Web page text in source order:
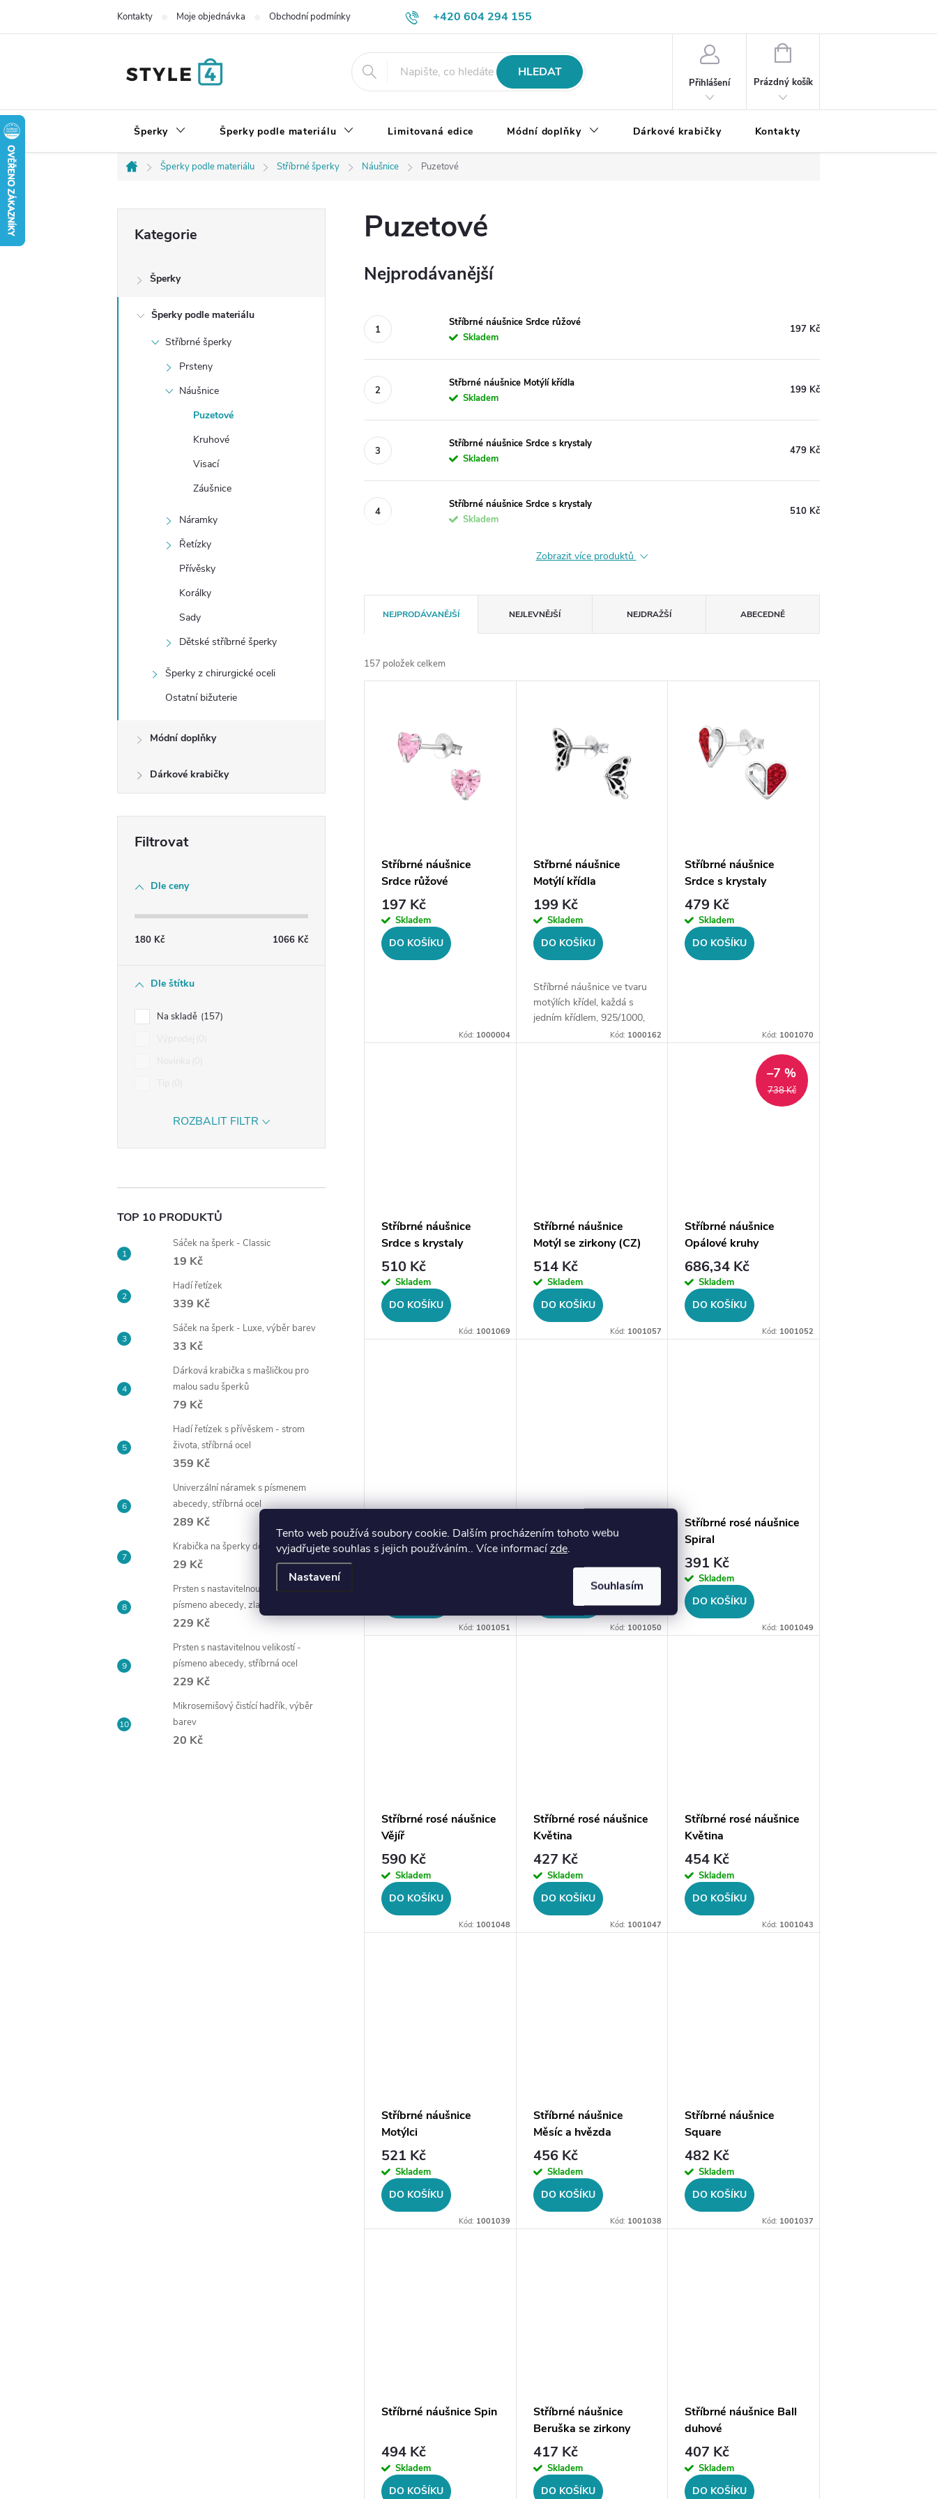
Tento web používá soubory cookie. Dalším procházením tohoto webu
vyjadřujete souhlas s jejich používáním.. Více informacízde.
Nastavení
Souhlasím
+420 604 294 155
Kontakty Moje objednávka Obchodní podmínky Výměna, vrácení a reklamace zboží
HLEDAT
Přihlášení
NÁKUPNÍ
Prázdný košík
Šperky Šperky podle materiálu Limitovaná edice Módní doplňky Dárkové krabičky Kontakty
Domů
Šperky podle materiálu Stříbrné šperky Náušnice Puzetové
s
kategorie
Kategorie
Šperky
Šperky podle materiálu
Stříbrné šperky
Prsteny
Náušnice
Puzetové
Kruhové
Visací
Záušnice
Náramky
Řetízky
Přívěsky
Korálky
Sady
Dětské stříbrné šperky
Šperky z chirurgické oceli
Ostatní bižuterie
Módní doplňky
Dárkové krabičky
Dle ceny
180 Kč 1066 Kč
Dle štítku
Na skladě 157
ROZBALIT FILTR
TOP 10 PRODUKTŮ
Sáček na šperk - Classic
19 Kč
Hadí řetízek
339 Kč
Sáček na šperk - Luxe, výběr barev
33 Kč
Dárková krabička s mašličkou pro
malou sadu šperků
79 Kč
Hadí řetízek s přívěskem - strom
života, stříbrná ocel
359 Kč
Univerzální náramek s písmenem
abecedy, stříbrná ocel
289 Kč
Krabička na šperky do kabelky
29 Kč
Prsten s nastavitelnou velikostí -
písmeno abecedy, zlatá ocel
229 Kč
Prsten s nastavitelnou velikostí -
písmeno abecedy, stříbrná ocel
229 Kč
Mikrosemišový čistící hadřík, výběr
barev
20 Kč
Puzetové
Nejprodávanější
Stříbrné náušnice Srdce růžové
Skladem
197 Kč
Střbrné náušnice Motýlí křídla
Skladem
199 Kč
Stříbrné náušnice Srdce s krystaly
Skladem
479 Kč
Stříbrné náušnice Srdce s krystaly
Skladem
510 Kč
Zobrazit více produktů
a
z
NEJPRODÁVANĚJŠÍ NEJLEVNĚJŠÍ NEJDRAŽŠÍ ABECEDNĚ
157 položek celkem
k
Stříbrné náušnice
Srdce růžové
197 Kč
Skladem
DO KOŠÍKU
Kód: 1000004
Střbrné náušnice
Motýlí křídla
199 Kč
Skladem
DO KOŠÍKU
Stříbrné náušnice ve tvaru
motýlích křídel, každá s
jedním křídlem, 925/1000,
s oxidací a E-coat, rozměry
Kód: 1000162
Stříbrné náušnice
Srdce s krystaly
479 Kč
Skladem
DO KOŠÍKU
Kód: 1001070
Stříbrné náušnice
Srdce s krystaly
510 Kč
Skladem
DO KOŠÍKU
Kód: 1001069
Stříbrné náušnice
Motýl se zirkony (CZ)
514 Kč
Skladem
DO KOŠÍKU
Kód: 1001057
738 Kč
–7 %
Stříbrné náušnice
Opálové kruhy
686,34 Kč
Skladem
DO KOŠÍKU
Kód: 1001052
Disky
Kód: 1001051
Hvězda a Blesk
377 Kč
DO KOŠÍKU
Kód: 1001050
Stříbrné rosé náušnice
Spiral
391 Kč
Skladem
DO KOŠÍKU
Kód: 1001049
Stříbrné rosé náušnice
Vějíř
590 Kč
Skladem
DO KOŠÍKU
Kód: 1001048
Stříbrné rosé náušnice
Květina
427 Kč
Skladem
DO KOŠÍKU
Kód: 1001047
Stříbrné rosé náušnice
Květina
454 Kč
Skladem
DO KOŠÍKU
Kód: 1001043
Stříbrné náušnice
Motýlci
521 Kč
Skladem
DO KOŠÍKU
Kód: 1001039
Stříbrné náušnice
Měsíc a hvězda
456 Kč
Skladem
DO KOŠÍKU
Kód: 1001038
Stříbrné náušnice
Square
482 Kč
Skladem
DO KOŠÍKU
Kód: 1001037
Stříbrné náušnice Spin
494 Kč
Skladem
DO KOŠÍKU
Stříbrné náušnice
Beruška se zirkony
(CZ)
417 Kč
Skladem
DO KOŠÍKU
Stříbrné náušnice Ball
duhové
407 Kč
Skladem
DO KOŠÍKU